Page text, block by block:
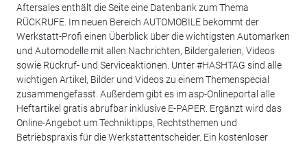
Aftersales enthält die Seite eine Datenbank zum Thema
RÜCKRUFE. Im neuen Bereich AUTOMOBILE bekommt der
Werkstatt-Profi einen Überblick über die wichtigsten Automarken
und Automodelle mit allen Nachrichten, Bildergalerien, Videos
sowie Rückruf- und Serviceaktionen. Unter #HASHTAG sind alle
wichtigen Artikel, Bilder und Videos zu einem Themenspecial
zusammengefasst. Außerdem gibt es im asp-Onlineportal alle
Heftartikel gratis abrufbar inklusive E-PAPER. Ergänzt wird das
Online-Angebot um Techniktipps, Rechtsthemen und
Betriebspraxis für die Werkstattentscheider. Ein kostenloser